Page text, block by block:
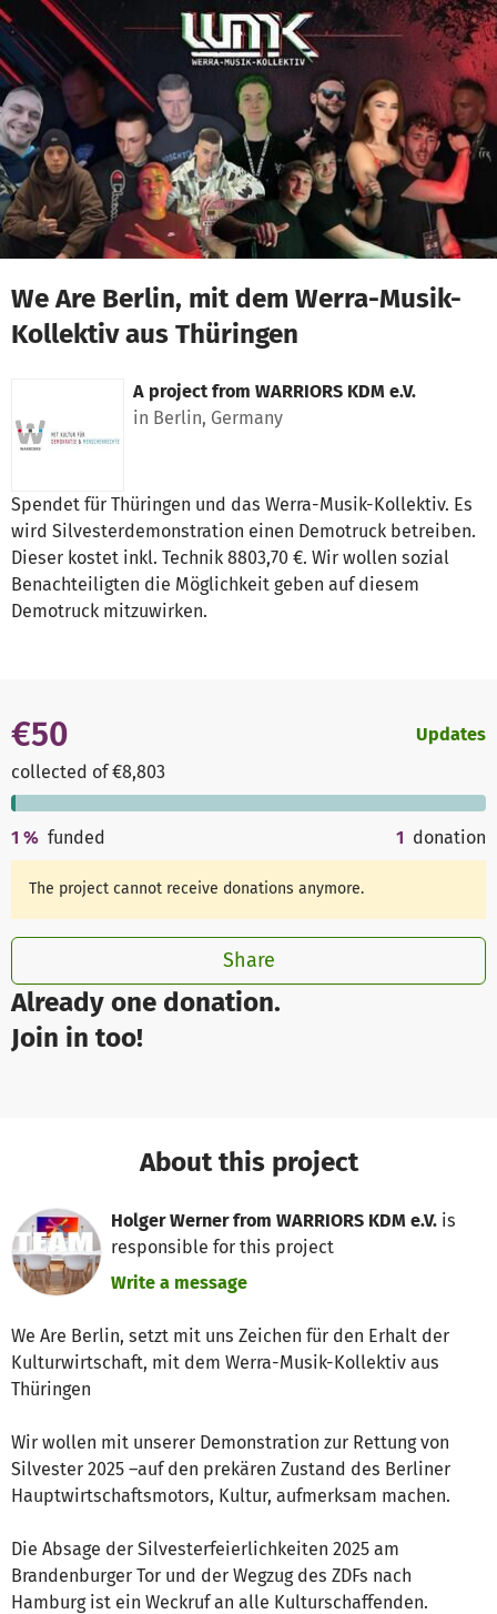
Skip to main content
Show accessibility statement
We Are Berlin, mit dem Werra-Musik-
Kollektiv aus Thüringen
A project from WARRIORS KDM e.V.
in Berlin, Germany
Spendet für Thüringen und das Werra-Musik-Kollektiv. Es
wird Silvesterdemonstration einen Demotruck betreiben.
Dieser kostet inkl. Technik 8803,70 €. Wir wollen sozial
Benachteiligten die Möglichkeit geben auf diesem
Demotruck mitzuwirken.
Already one donation.
Join in too!
€50
collected of €8,803
Updates
1 % funded 1 donation
The project cannot receive donations anymore.
Share
About this project
Holger Werner from WARRIORS KDM e.V. is
responsible for this project
Write a message
We Are Berlin, setzt mit uns Zeichen für den Erhalt der
Kulturwirtschaft, mit dem Werra-Musik-Kollektiv aus
Thüringen
Wir wollen mit unserer Demonstration zur Rettung von
Silvester 2025 –auf den prekären Zustand des Berliner
Hauptwirtschaftsmotors, Kultur, aufmerksam machen.
Die Absage der Silvesterfeierlichkeiten 2025 am
Brandenburger Tor und der Wegzug des ZDFs nach
Hamburg ist ein Weckruf an alle Kulturschaffenden.